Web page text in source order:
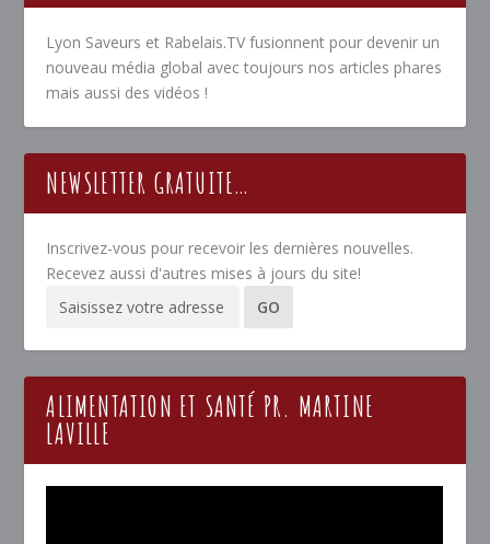
Lyon Saveurs et Rabelais.TV fusionnent pour devenir un
nouveau média global avec toujours nos articles phares
mais aussi des vidéos !
NEWSLETTER GRATUITE…
Inscrivez-vous pour recevoir les dernières nouvelles.
Recevez aussi d'autres mises à jours du site!
ALIMENTATION ET SANTÉ PR. MARTINE
LAVILLE